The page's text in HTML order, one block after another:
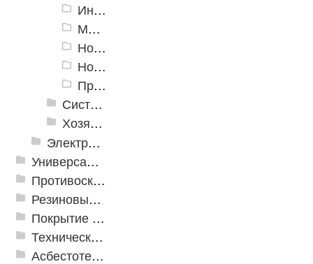
Инструменты для работы с кожей.
Многофункциональные инструменты
Ножи хозяйственные
Ножницы хозяйственные
Приспособления для заточки
Системы хранения
Хозяйственные товары
Электрика и свет
Универсальные модульные покрытия
Противоскользящая защита для лестниц, профили, ленты
Резиновые и ПВХ дорожки
Покрытие из резиновой крошки
Техническая резина
Асбестотехнические и теплоизоляционные материалы